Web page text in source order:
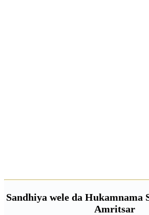
Sandhiya wele da Hukamnama
Amritsar